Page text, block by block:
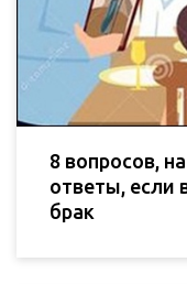
8 вопросов,
ответы, если
брак